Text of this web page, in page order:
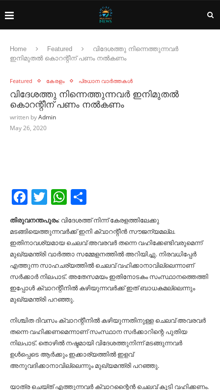
Home Featured
വിദേശത്തു നിന്നെത്തുന്നവർ
ഇനിമുതൽ കൊറന്റീന് പണം നൽകണം
Featured കേരളം പ്രധാന വാർത്തകൾ
വിദേശത്തു നിന്നെത്തുന്നവർ ഇനിമുതൽ
കൊറന്റീന് പണം നൽകണം
written byAdmin
May 26, 2020
Facebook
TwitterWhatsApp
തിരുവനന്തപുരം: വിദേശത്ത് നിന്ന് കേരളത്തിലേക്കു
മടങ്ങിയെത്തുന്നവര്‍ക്ക് ഇനി ക്വാറന്റീന്‍ സൗജന്യമല്ല.
ഇതിനാവശ്യമായ ചെലവ് അവരവര്‍ തന്നെ വഹിക്കേണ്ടിവരുമെന്ന്
മുഖ്യമന്ത്രി വാര്‍ത്താ സമ്മേളനത്തില്‍ അറിയിച്ചു. നിരവധിപ്പേര്‍
എത്തുന്ന സാഹചര്യത്തില്‍ ചെലവ് വഹിക്കാനാവില്ലെന്നാണ്
സര്‍ക്കാര്‍ നിലപാട്. അതേസമയം ഇതിനോടകം സംസ്ഥാനത്തെത്തി
ഇപ്പോള്‍ ക്വാറന്റീനില്‍ കഴിയുന്നവര്‍ക്ക് ഇത് ബാധകമല്ലെന്നും
മുഖ്യമന്ത്രി പറഞ്ഞു.
നിശ്ചിത ദിവസം ക്വാറന്റീനില്‍ കഴിയുന്നതിനുള്ള ചെലവ് അവരവര്‍
തന്നെ വഹിക്കണമെന്നാണ് സംസ്ഥാന സര്‍ക്കാറിന്റെ പുതിയ
നിലപാട്. തൊഴില്‍ നഷ്ടമായി വിദേശത്തുനിന്ന് മടങ്ങുന്നവര്‍
ഉള്‍പ്പെടെ ആര്‍ക്കും ഇക്കാര്യത്തില്‍ ഇളവ്
അനുവദിക്കാനാവില്ലെന്നും മുഖ്യമന്ത്രി പറഞ്ഞു.
യാത്ര ചെയ്ത് എത്തുന്നവര്‍ ക്വാറന്റൈന്‍ ചെലവ് കൂടി വഹിക്കണം.